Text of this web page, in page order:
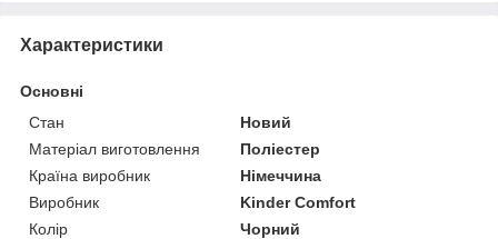
Характеристики
Основні
Стан
Новий
Матеріал виготовлення
Поліестер
Країна виробник
Німеччина
Виробник
Kinder Comfort
Колір
Чорний